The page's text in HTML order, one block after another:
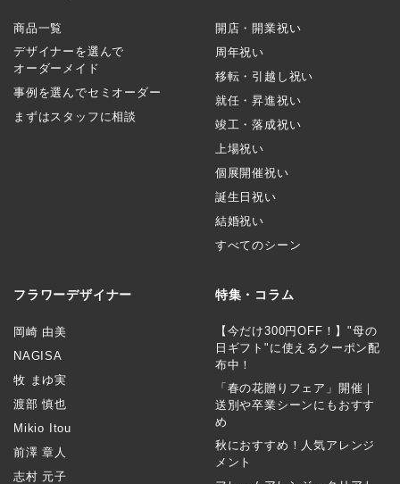
商品一覧
デザイナーを選んで
オーダーメイド
事例を選んでセミオーダー
まずはスタッフに相談
開店・開業祝い
周年祝い
移転・引越し祝い
就任・昇進祝い
竣工・落成祝い
上場祝い
個展開催祝い
誕生日祝い
結婚祝い
すべてのシーン
フラワーデザイナー
岡崎 由美
NAGISA
牧 まゆ実
渡部 慎也
Mikio Itou
前澤 章人
志村 元子
特集・コラム
【今だけ300円OFF！】"母の
日ギフト"に使えるクーポン配
布中！
「春の花贈りフェア」開催｜
送別や卒業シーンにもおすす
め
秋におすすめ！人気アレンジ
メント